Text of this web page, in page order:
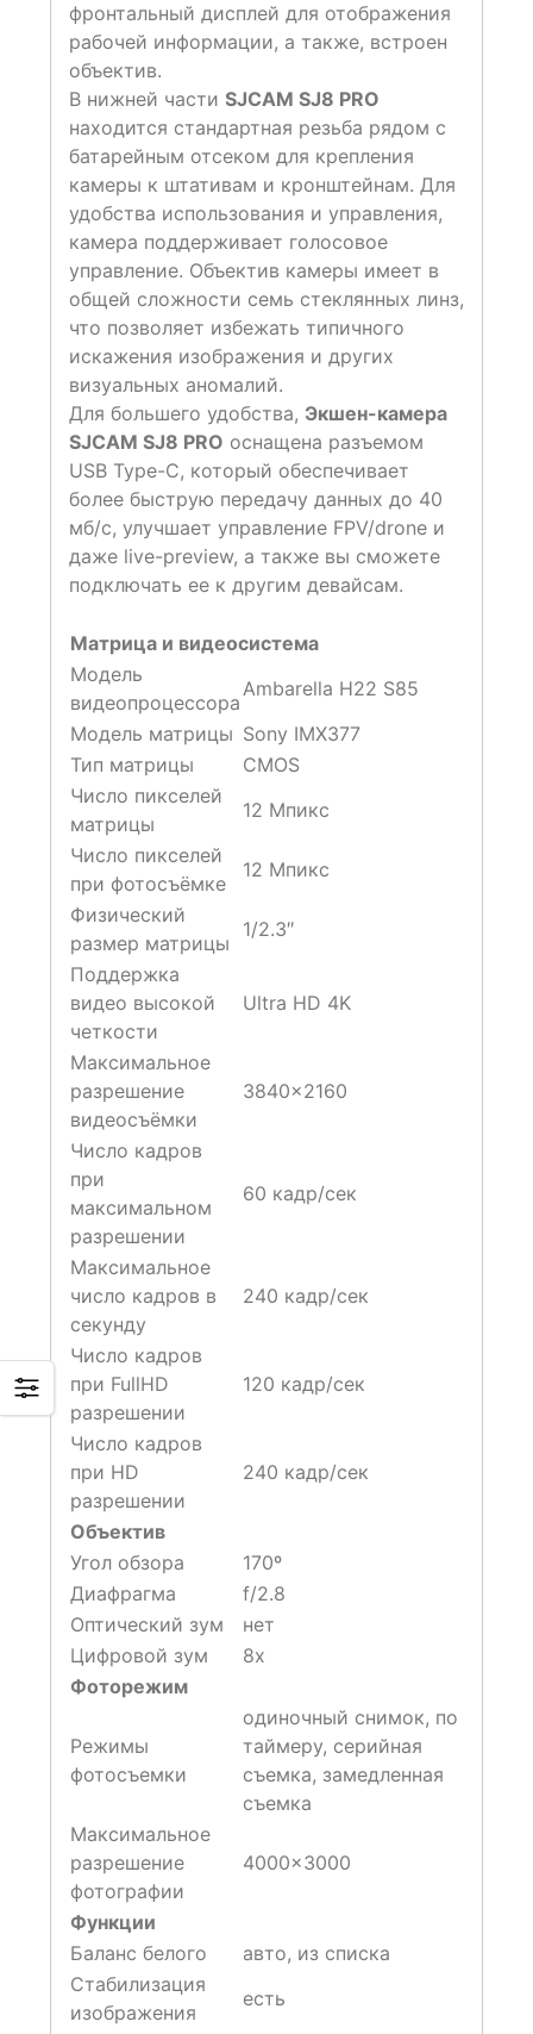
фронтальный дисплей для отображения
рабочей информации, а также, встроен
объектив.
В нижней части SJCAM SJ8 PRO
находится стандартная резьба рядом с
батарейным отсеком для крепления
камеры к штативам и кронштейнам. Для
удобства использования и управления,
камера поддерживает голосовое
управление. Объектив камеры имеет в
общей сложности семь стеклянных линз,
что позволяет избежать типичного
искажения изображения и других
визуальных аномалий.
Для большего удобства, Экшен-камера
SJCAM SJ8 PRO оснащена разъемом
USB Type-C, который обеспечивает
более быструю передачу данных до 40
мб/с, улучшает управление FPV/drone и
даже live-preview, а также вы сможете
подключать ее к другим девайсам.
Матрица и видеосистема
Модель
видеопроцессора
Ambarella H22 S85
Модель матрицы Sony IMX377
Тип матрицы
CMOS
Число пикселей
матрицы
12 Мпикс
Число пикселей
при фотосъёмке
12 Мпикс
Физический
размер матрицы
1/2.3″
Поддержка
видео высокой
четкости
Ultra HD 4K
Максимальное
разрешение
видеосъёмки
3840×2160
Число кадров
при
максимальном
разрешении
60 кадр/сек
Максимальное
число кадров в
секунду
240 кадр/сек
Число кадров
при FullHD
разрешении
120 кадр/сек
Число кадров
при HD
разрешении
240 кадр/сек
Объектив
Угол обзора
170º
Диафрагма
f/2.8
Оптический зум
нет
Цифровой зум
8х
Фоторежим
Режимы
фотосъемки
одиночный снимок, по
таймеру, серийная
съемка, замедленная
съемка
Максимальное
разрешение
фотографии
4000×3000
Функции
Баланс белого
авто, из списка
Стабилизация
изображения
есть